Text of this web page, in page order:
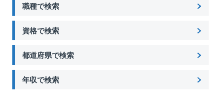
職種で検索
資格で検索
都道府県で検索
年収で検索